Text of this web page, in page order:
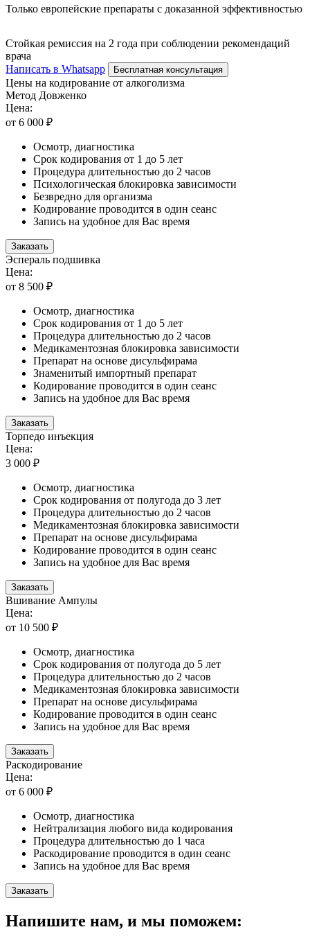
Только европейские препараты с доказанной эффективностью
Стойкая ремиссия на 2 года при соблюдении рекомендаций
врача
Написать в Whatsapp
Бесплатная консультация
Цены на кодирование от алкоголизма
Метод Довженко
Цена:
от 6 000 ₽
Осмотр, диагностика
Срок кодирования от 1 до 5 лет
Процедура длительностью до 2 часов
Психологическая блокировка зависимости
Безвредно для организма
Кодирование проводится в один сеанс
Запись на удобное для Вас время
Заказать
Эспераль подшивка
Цена:
от 8 500 ₽
Осмотр, диагностика
Срок кодирования от 1 до 5 лет
Процедура длительностью до 2 часов
Медикаментозная блокировка зависимости
Препарат на основе дисульфирама
Знаменитый импортный препарат
Кодирование проводится в один сеанс
Запись на удобное для Вас время
Заказать
Торпедо инъекция
Цена:
3 000 ₽
Осмотр, диагностика
Срок кодирования от полугода до 3 лет
Процедура длительностью до 2 часов
Медикаментозная блокировка зависимости
Препарат на основе дисульфирама
Кодирование проводится в один сеанс
Запись на удобное для Вас время
Заказать
Вшивание Ампулы
Цена:
от 10 500 ₽
Осмотр, диагностика
Срок кодирования от полугода до 5 лет
Процедура длительностью до 2 часов
Медикаментозная блокировка зависимости
Препарат на основе дисульфирама
Кодирование проводится в один сеанс
Запись на удобное для Вас время
Заказать
Раскодирование
Цена:
от 6 000 ₽
Осмотр, диагностика
Нейтрализация любого вида кодирования
Процедура длительностью до 1 часа
Раскодирование проводится в один сеанс
Запись на удобное для Вас время
Заказать
Напишите нам, и мы поможем: